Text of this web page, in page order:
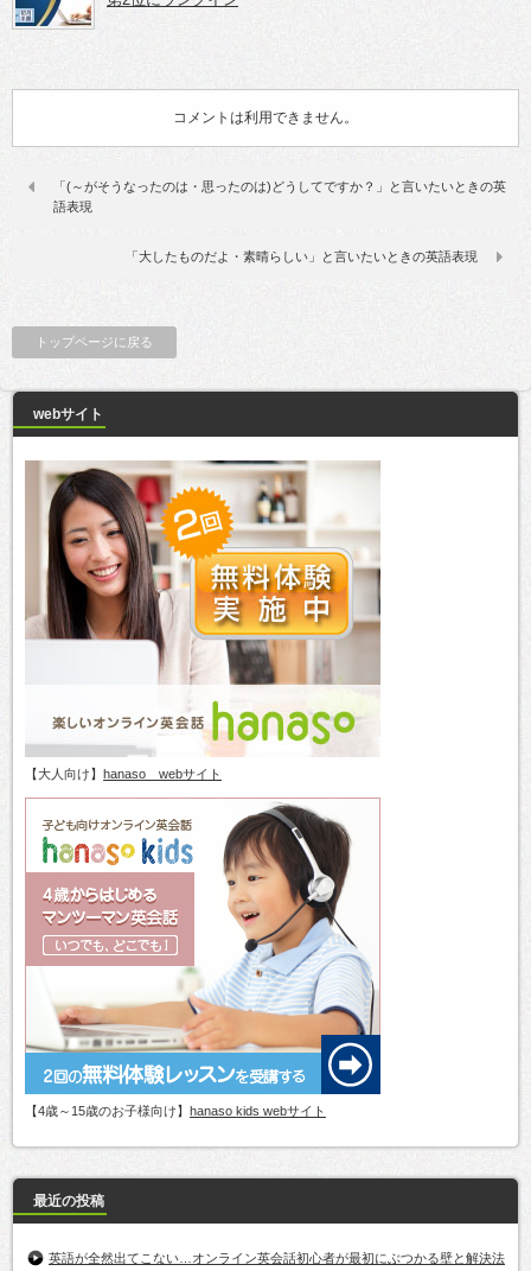
コメントは利用できません。
「(～がそうなったのは・思ったのは)どうしてですか？」と言いたいときの英
語表現
「大したものだよ・素晴らしい」と言いたいときの英語表現
トップページに戻る
webサイト
【大人向け】 hanaso webサイト
【4歳～15歳のお子様向け】 hanaso kids webサイト
最近の投稿
英語が全然出てこない…オンライン英会話初心者が最初にぶつかる壁と解決法